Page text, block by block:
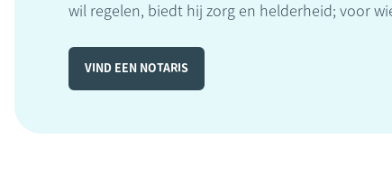
wil regelen, biedt hij zorg en helderheid; voor
VIND EEN NOTARIS